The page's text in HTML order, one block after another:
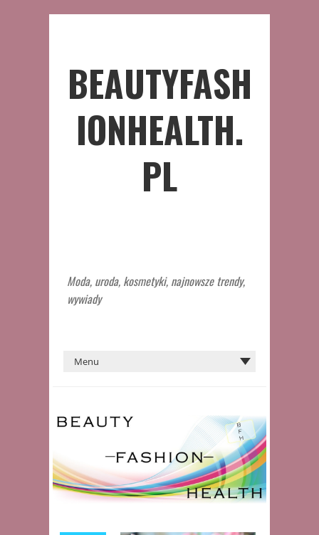
BEAUTYFASH
IONHEALTH.
PL
Moda, uroda, kosmetyki, najnowsze trendy,
wywiady